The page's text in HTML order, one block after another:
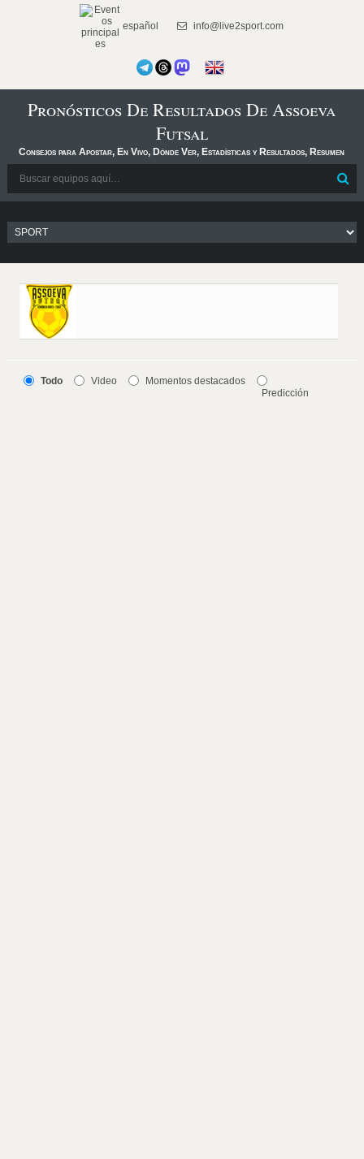
español info@live2sport.com
Pronósticos De Resultados De Assoeva
Futsal
Consejos para Apostar, En Vivo, Dónde Ver, Estadísticas y Resultados, Resumen
Todo Video
Momentos destacados
Predicción